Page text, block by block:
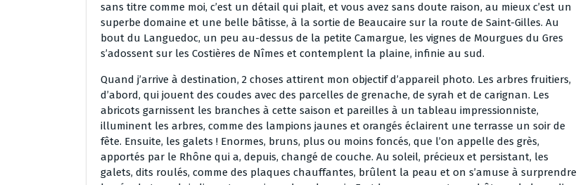
sans titre comme moi, c’est un détail qui plait, et vous avez sans doute raison, au mieux c’est un
superbe domaine et une belle bâtisse, à la sortie de Beaucaire sur la route de Saint-Gilles. Au
bout du Languedoc, un peu au-dessus de la petite Camargue, les vignes de Mourgues du Gres
s’adossent sur les Costières de Nîmes et contemplent la plaine, infinie au sud.
Quand j’arrive à destination, 2 choses attirent mon objectif d’appareil photo. Les arbres fruitiers,
d’abord, qui jouent des coudes avec des parcelles de grenache, de syrah et de carignan. Les
abricots garnissent les branches à cette saison et pareilles à un tableau impressionniste,
illuminent les arbres, comme des lampions jaunes et orangés éclairent une terrasse un soir de
fête. Ensuite, les galets ! Enormes, bruns, plus ou moins foncés, que l’on appelle des grès,
apportés par le Rhône qui a, depuis, changé de couche. Au soleil, précieux et persistant, les
galets, dits roulés, comme des plaques chauffantes, brûlent la peau et on s’amuse à surprendre